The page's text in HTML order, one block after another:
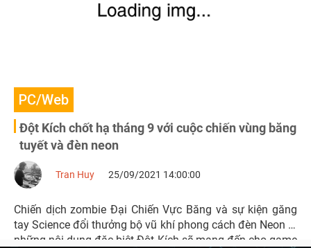
PC/Web
Đột Kích chốt hạ tháng 9 với cuộc chiến vùng băng
tuyết và đèn neon
Tran Huy 25/09/2021 14:00:00
Chiến dịch zombie Đại Chiến Vực Băng và sự kiện găng
tay Science đổi thưởng bộ vũ khí phong cách đèn Neon là
những nội dung đặc biệt Đột Kích sẽ mang đến cho game